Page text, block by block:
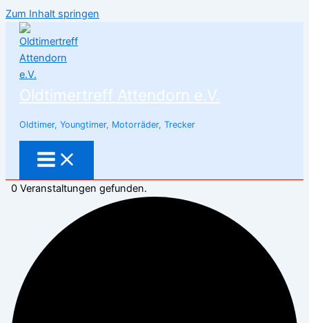
Zum Inhalt springen
Oldtimertreff Attendorn e.V.
Oldtimer, Youngtimer, Motorräder, Trecker
0 Veranstaltungen gefunden.